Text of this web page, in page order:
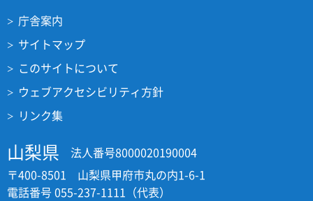
庁舎案内
サイトマップ
このサイトについて
ウェブアクセシビリティ方針
リンク集
山梨県
法人番号8000020190004
〒400-8501 山梨県甲府市丸の内1-6-1
電話番号 055-237-1111（代表）